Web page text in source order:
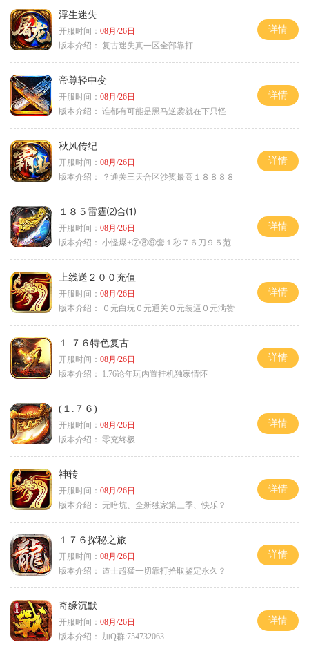
浮生迷失
开服时间： 08月/26日
版本介绍： 复古迷失真一区全部靠打
详情
帝尊轻中变
开服时间： 08月/26日
版本介绍： 谁都有可能是黑马逆袭就在下只怪
详情
秋风传纪
开服时间： 08月/26日
版本介绍：
？通关三天合区沙奖最高１８８８８
详情
１８５雷霆⑵合⑴
开服时间： 08月/26日
版本介绍： 小怪爆+⑦⑧⑨套１秒７６刀９５范围捡
详情
上线送２００充值
开服时间： 08月/26日
版本介绍：
０元白玩０元通关０元装逼０元满赞
详情
１.７６特色复古
开服时间： 08月/26日
版本介绍：
1.76论年玩内置挂机独家情怀
详情
(１.７６)
开服时间： 08月/26日
版本介绍： 零充终极
详情
神转
开服时间： 08月/26日
版本介绍： 无暗坑、全新独家第三季、快乐？
详情
１７６探秘之旅
开服时间： 08月/26日
版本介绍： 道士超猛一切靠打拾取鉴定永久？
详情
奇缘沉默
开服时间： 08月/26日
版本介绍：
加Q群:754732063
详情